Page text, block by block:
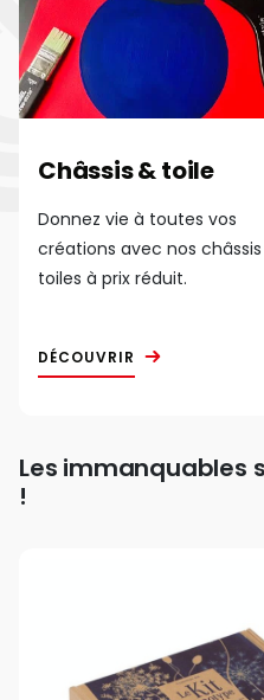
Châssis & toile
Donnez vie à toutes vos
créations avec nos
toiles à prix réduit.
DÉCOUVRIR
Les immanquables
!